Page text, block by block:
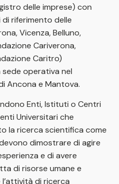
delle imprese) con
riferimento delle
Vicenza, Belluno,
Cariverona,
Caritro)
operativa nel
Ancona e Mantova.
Enti, Istituti o Centri
Universitari che
la ricerca scientifica come
dimostrare di agire
e di avere
di risorse umane e
di ricerca